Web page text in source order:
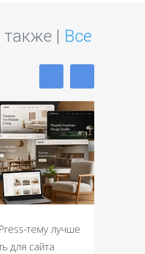
| Все
тему лучше
для сайта